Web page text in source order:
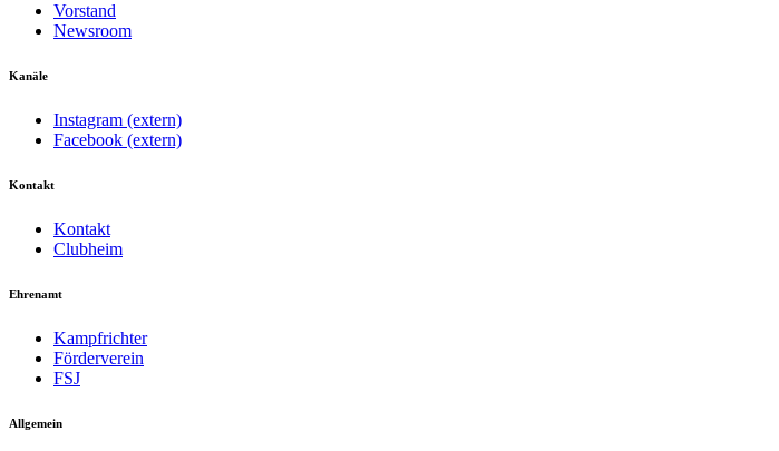
Vorstand
Newsroom
Kanäle
Instagram (extern)
Facebook (extern)
Kontakt
Kontakt
Clubheim
Ehrenamt
Kampfrichter
Förderverein
FSJ
Allgemein